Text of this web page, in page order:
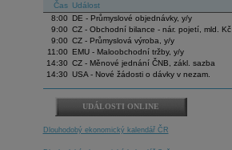
Čas Událost
8:00
DE - Průmyslové objednávky, y/y
9:00 CZ - Obchodní bilance - nár. pojetí, mld. Kč
9:00 CZ - Průmyslová výroba, y/y
11:00
EMU - Maloobchodní tržby, y/y
14:30 CZ - Měnové jednání ČNB, zákl. sazba
14:30 USA - Nové žádosti o dávky v nezam.
UDÁLOSTI ONLINE
Dlouhodobý ekonomický kalendář ČR